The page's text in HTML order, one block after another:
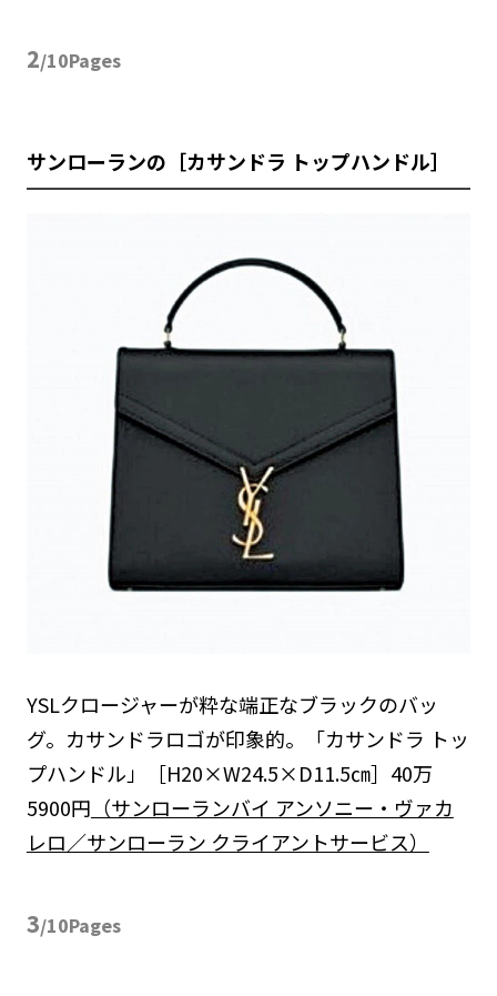
2/10Pages
サンローランの［カサンドラ トップハンドル］
YSLクロージャーが粋な端正なブラックのバッ
グ。カサンドラロゴが印象的。「カサンドラ トッ
プハンドル」［H20×W24.5×D11.5㎝］40万
5900円 （サンローランバイ アンソニー・ヴァカ
レロ／サンローラン クライアントサービス）
3/10Pages